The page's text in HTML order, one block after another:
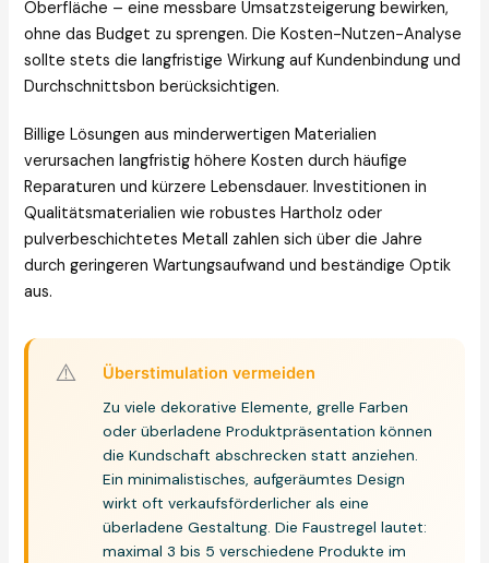
Oberfläche – eine messbare Umsatzsteigerung bewirken,
ohne das Budget zu sprengen. Die Kosten-Nutzen-Analyse
sollte stets die langfristige Wirkung auf Kundenbindung und
Durchschnittsbon berücksichtigen.
Billige Lösungen aus minderwertigen Materialien
verursachen langfristig höhere Kosten durch häufige
Reparaturen und kürzere Lebensdauer. Investitionen in
Qualitätsmaterialien wie robustes Hartholz oder
pulverbeschichtetes Metall zahlen sich über die Jahre
durch geringeren Wartungsaufwand und beständige Optik
aus.
⚠️
Überstimulation vermeiden
Zu viele dekorative Elemente, grelle Farben
oder überladene Produktpräsentation können
die Kundschaft abschrecken statt anziehen.
Ein minimalistisches, aufgeräumtes Design
wirkt oft verkaufsförderlicher als eine
überladene Gestaltung. Die Faustregel lautet:
maximal 3 bis 5 verschiedene Produkte im